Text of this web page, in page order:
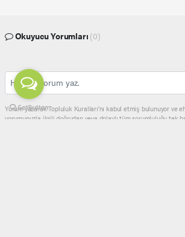
Okuyucu Yorumları (0)
Yorum yazarak Topluluk Kuralları’nı kabul etmiş bulunuyor ve
yorumunuzla ilgili doğrudan veya dolaylı tüm sorumluluğu tek